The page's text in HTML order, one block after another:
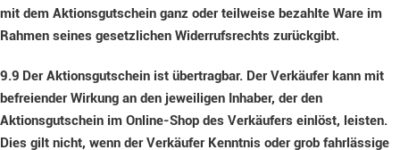
mit dem Aktionsgutschein ganz oder teilweise bezahlte Ware im
Rahmen seines gesetzlichen Widerrufsrechts zurückgibt.
9.9 Der Aktionsgutschein ist übertragbar. Der Verkäufer kann mit
befreiender Wirkung an den jeweiligen Inhaber, der den
Aktionsgutschein im Online-Shop des Verkäufers einlöst, leisten.
Dies gilt nicht, wenn der Verkäufer Kenntnis oder grob fahrlässige